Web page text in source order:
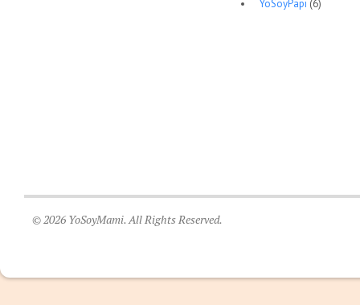
YoSoyPapi (6)
© 2026 YoSoyMami. All Rights Reserved.